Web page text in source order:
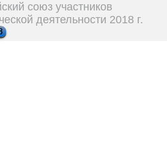
союз участников
деятельности 2018 г.